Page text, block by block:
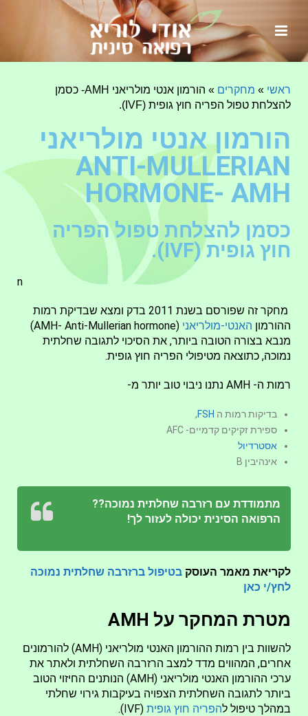
ראשי » מחקרים »
הורמון אנטי מולריאני AMH- כסמן
להצלחת טפול הפריה חוץ גופית (IVF).
הורמון אנטי מולריאני
ANTI-MULLERIAN
HORMONE- AMH
כסמן להצלחת טפול הפריה
חוץ גופית (IVF).
n
מחקר זה שפורסם בשנת 2011 בדק ומצא שבדיקת רמות
ההורמון האנטי-מולריאני
(AMH- Anti-Mullerian hormone)
מנבא בצורה הטובה ביותר, את הסיכוי לתגובה שחלתית
נמוכה, כתוצאה מטיפולי הפריה חוץ גופית.
רמות ה- AMH נתנו ניבוי טוב יותר מ-
בדיקות רמות ה FSH
,
ספירת זקיקים קדמיים- AFC
אסטרדיול
אינהיבין B
מתמודדת עם רזרבה שחלתית נמוכה??
הרפואה הסינית יכולה לעזור לך!
לקריאת מאמר העוסק בטיפול ברזרבה שחלתית נמוכה
לחץ/י כאן
מטרת המחקר על AMH
להשוות בין רמות ההורמון האנטי מולריאני (AMH) להורמונים
אחרים, המהווים מדד למצב הרזרבה השחלתית ולאתר את
ערכי ההורמון האנטי מולריאני (AMH) הנותנים החיזוי הטוב
ביותר לתגובה השחלתית הצפויה בעיקבות גירוי שחלתי
במהלך טיפול להפריה חוץ גופית (IVF).